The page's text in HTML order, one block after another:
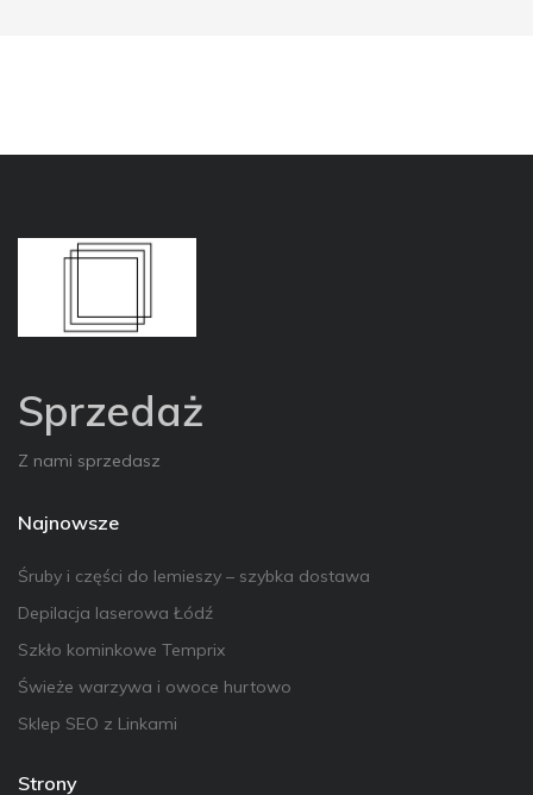
Sprzedaż
Z nami sprzedasz
Najnowsze
Śruby i części do lemieszy – szybka dostawa
Depilacja laserowa Łódź
Szkło kominkowe Temprix
Świeże warzywa i owoce hurtowo
Sklep SEO z Linkami
Strony